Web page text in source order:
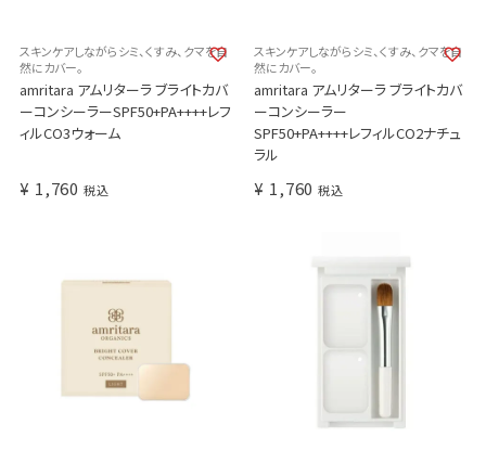
スキンケアしながらシミ、くすみ、クマを自
然にカバー。
amritara アムリターラ ブライトカバ
ーコンシーラーSPF50+PA++++レフ
ィルCO3ウォーム
¥ 1,760 税込
スキンケアしながらシミ、くすみ、クマを自
然にカバー。
amritara アムリターラ ブライトカバ
ーコンシーラー
SPF50+PA++++レフィルCO2ナチュ
ラル
¥ 1,760 税込